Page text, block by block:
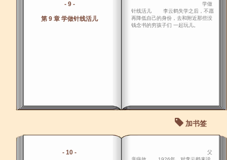
- 9 -
第 9 章 学做针线活儿
学做
针线活儿 李云鹤失学之后，不愿
再降低自己的身份，去和附近那些没
钱念书的穷孩子们 一起玩儿。
加书签
- 10 -
父